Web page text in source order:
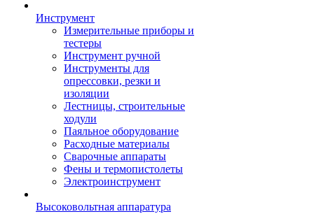
Инструмент
Измерительные приборы и
тестеры
Инструмент ручной
Инструменты для
опрессовки, резки и
изоляции
Лестницы, строительные
ходули
Паяльное оборудование
Расходные материалы
Сварочные аппараты
Фены и термопистолеты
Электроинструмент
Высоковольтная аппаратура